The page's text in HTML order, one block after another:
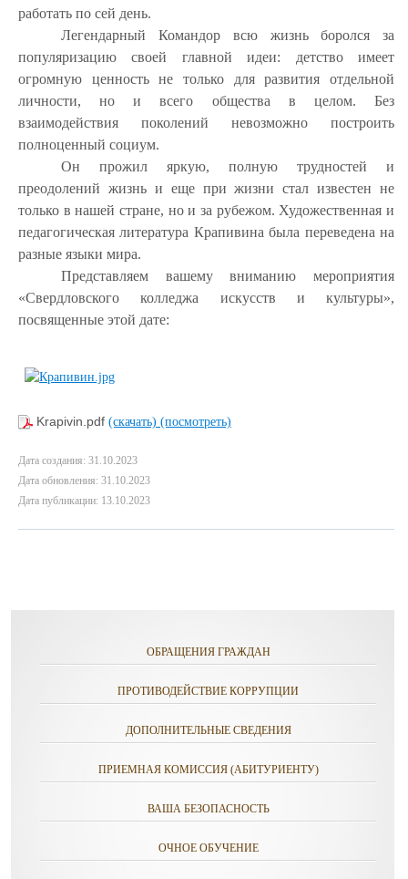
работать по сей день.
Легендарный Командор всю жизнь боролся за
популяризацию своей главной идеи: детство имеет
огромную ценность не только для развития отдельной
личности, но и всего общества в целом. Без
взаимодействия поколений невозможно построить
полноценный социум.
Он прожил яркую, полную трудностей и
преодолений жизнь и еще при жизни стал известен не
только в нашей стране, но и за рубежом. Художественная и
педагогическая литература Крапивина была переведена на
разные языки мира.
Представляем вашему вниманию мероприятия
«Свердловского колледжа искусств и культуры»,
посвященные этой дате:
Krapivin.pdf (скачать) (посмотреть)
Дата создания: 31.10.2023
Дата обновления: 31.10.2023
Дата публикации: 13.10.2023
ОБРАЩЕНИЯ ГРАЖДАН
ПРОТИВОДЕЙСТВИЕ КОРРУПЦИИ
ДОПОЛНИТЕЛЬНЫЕ СВЕДЕНИЯ
ПРИЕМНАЯ КОМИССИЯ (АБИТУРИЕНТУ)
ВАША БЕЗОПАСНОСТЬ
ОЧНОЕ ОБУЧЕНИЕ